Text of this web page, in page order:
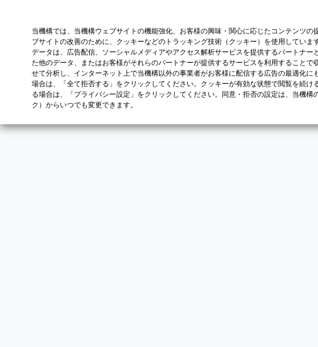
当機構では、当機構ウェブサイトの機能強化、お客様の興味・関心に応じたコンテンツ
ブサイトの改善のために、クッキーなどのトラッキング技術（クッキー）を使用してい
データは、広告配信、ソーシャルメディアやアクセス解析サービスを提供するパートナ
た他のデータ、またはお客様がそれらのパートナーが提供するサービスを利用すること
せて分析し、インターネット上で当機構以外の事業者がお客様に配信する広告の最適化
場合は、「全て拒否する」をクリックしてください。クッキーが有効な状態で閲覧を続
る場合は、「プライバシー設定」をクリックしてください。同意・拒否の設定は、当機構
ク）からいつでも変更できます。